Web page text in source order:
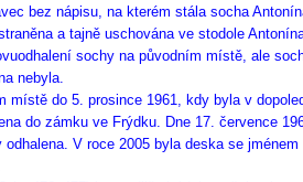
bez nápisu, na kterém stála socha
a tajně uschována ve stodole
sochy na původním místě, ale
nebyla.
místě do 5. prosince 1961, kdy byla v
do zámku ve Frýdku. Dne 17. července
V roce 2005 byla deska se